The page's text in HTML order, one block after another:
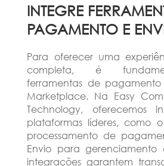
INTEGRE
PAGAMENTO E
Para oferecer uma
completa, é
ferramentas de
Marketplace. Na Easy
Technology, oferecemos
plataformas líderes, como
processamento de
Envio para gerenciamento
integrações garantem